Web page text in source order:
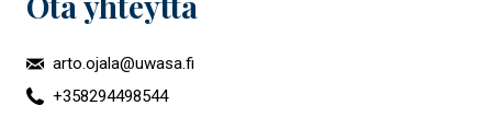
arto.ojala@uwasa.fi
+358294498544